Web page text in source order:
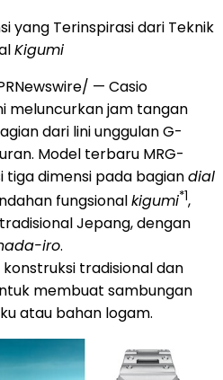
yang Terinspirasi dari Teknik
Kigumi
— Casio
meluncurkan jam tangan
dari lini unggulan G-
Model terbaru MRG-
tiga dimensi pada bagiandial
fungsionalkigumi*1,
Jepang, dengan
iro.
tradisional dan
membuat sambungan
atau bahan logam.